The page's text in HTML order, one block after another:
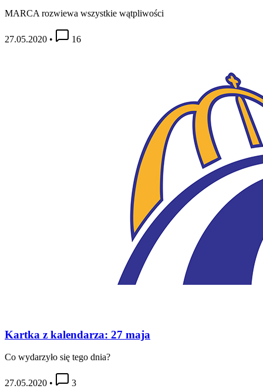
MARCA rozwiewa wszystkie wątpliwości
27.05.2020 • 16
Kartka z kalendarza: 27 maja
Co wydarzyło się tego dnia?
27.05.2020 • 3